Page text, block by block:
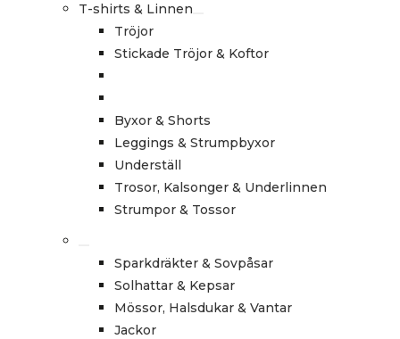
T-shirts & Linnen
Tröjor
Stickade Tröjor & Koftor
Byxor & Shorts
Leggings & Strumpbyxor
Underställ
Trosor, Kalsonger & Underlinnen
Strumpor & Tossor
Sparkdräkter & Sovpåsar
Solhattar & Kepsar
Mössor, Halsdukar & Vantar
Jackor